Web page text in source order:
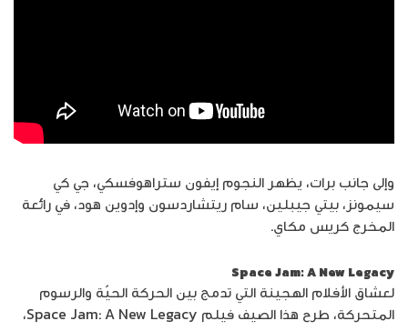
وإلى جانب برات، يظهر النجوم إيفون ستراهوفسكي، جي كي
سيمونز، بيتي جيبلين، سام ريتشاردسون وإدوين هود، في رائعة
المخرج كريس مكاي.
Space Jam: A New Legacy
لعشاق الأفلام الهجينة التي تدمج بين الحركة الحيّة والرسوم
المتحركة، طرح هذا الصيف فيلم Space Jam: A New Legacy،